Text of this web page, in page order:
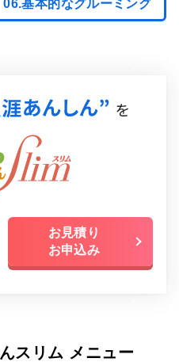
06.基本的なグルーミング
お見積り
お申込み
スリム メニュー